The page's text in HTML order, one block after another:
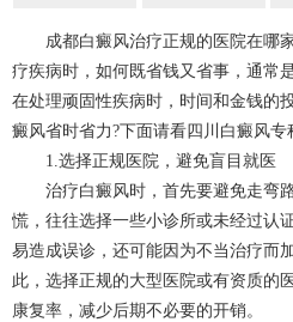
成都白癜风治疗正规的医院在哪
疗疾病时，如何既省钱又省事，通常
在处理顽固性疾病时，时间和金钱的
癜风省时省力?下面请看四川白癜风专
1.选择正规医院，避免盲目就医
治疗白癜风时，首先要避免走弯
慌，往往选择一些小诊所或未经过认
易造成误诊，还可能因为不当治疗而
此，选择正规的大型医院或有资质的
康复率，减少后期不必要的开销。